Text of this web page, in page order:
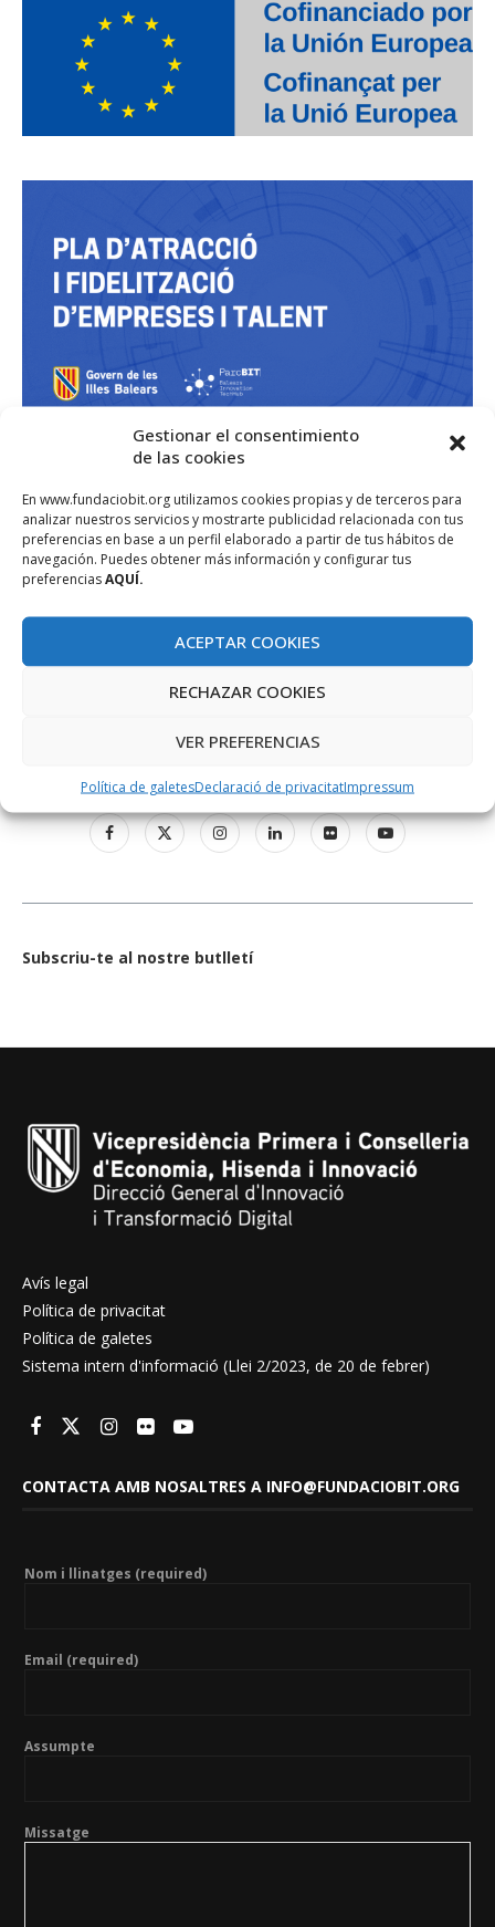
Gestionar el consentimiento
de las cookies
En www.fundaciobit.org utilizamos cookies propias y de terceros para
analizar nuestros servicios y mostrarte publicidad relacionada con tus
preferencias en base a un perfil elaborado a partir de tus hábitos de
navegación. Puedes obtener más información y configurar tus
preferenciasAQUÍ.
ACEPTAR COOKIES
RECHAZAR COOKIES
VER PREFERENCIAS
Política de galetesDeclaració de privacitatImpressum
Subscriu-te al nostre butlletí
Avís legal
Política de privacitat
Política de galetes
Sistema intern d'informació (Llei 2/2023, de 20 de febrer)
CONTACTA AMB NOSALTRES A INFO@FUNDACIOBIT.ORG
Nom i llinatges (required)
Email (required)
Assumpte
Missatge